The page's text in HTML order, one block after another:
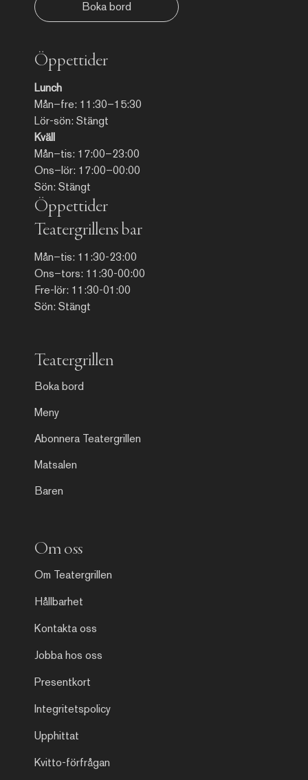
Öppettider
Lunch
Mån–fre: 11:30–15:30
Lör-sön: Stängt
Kväll
Mån–tis: 17:00–23:00
Ons–lör: 17:00–00:00
Sön: Stängt
Öppettider
Teatergrillens bar
Mån–tis: 11:30-23:00
Ons–tors: 11:30-00:00
Fre-lör: 11:30-01:00
Sön: Stängt
Teatergrillen
Boka bord
Meny
Abonnera Teatergrillen
Matsalen
Baren
Om oss
Om Teatergrillen
Hållbarhet
Kontakta oss
Jobba hos oss
Presentkort
Integritetspolicy
Upphittat
Kvitto-förfrågan
Boka bord